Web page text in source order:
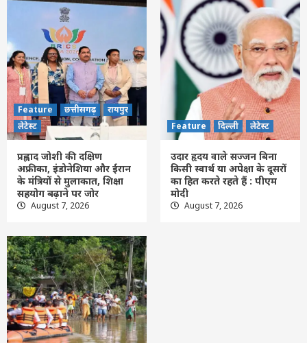
3
Feature छत्तीसगढ़ रायपुर लेटेस्ट
प्रह्लाद जोशी की दक्षिण अफ्रीका, इंडोनेशिया और
ईरान के मंत्रियों से मुलाकात, शिक्षा सहयोग बढ़ाने
पर जोर
4
Feature दिल्ली लेटेस्ट
उदार हृदय वाले सज्जन बिना किसी स्वार्थ या अपेक्षा
के दूसरों का हित करते रहते हैं : पीएम मोदी
5
Feature दिल्ली
असम: बाढ़ से 15 जिलों के 1.68 लाख लोग
प्रभावित, 133 राहत शिविर संचालित
Feature छत्तीसगढ़
रायपुर
लेटेस्ट
प्रह्लाद जोशी की दक्षिण
अफ्रीका, इंडोनेशिया और ईरान
के मंत्रियों से मुलाकात, शिक्षा
सहयोग बढ़ाने पर जोर
August 7, 2026
Feature दिल्ली लेटेस्ट
उदार हृदय वाले सज्जन बिना
किसी स्वार्थ या अपेक्षा के दूसरों
का हित करते रहते हैं : पीएम
मोदी
August 7, 2026